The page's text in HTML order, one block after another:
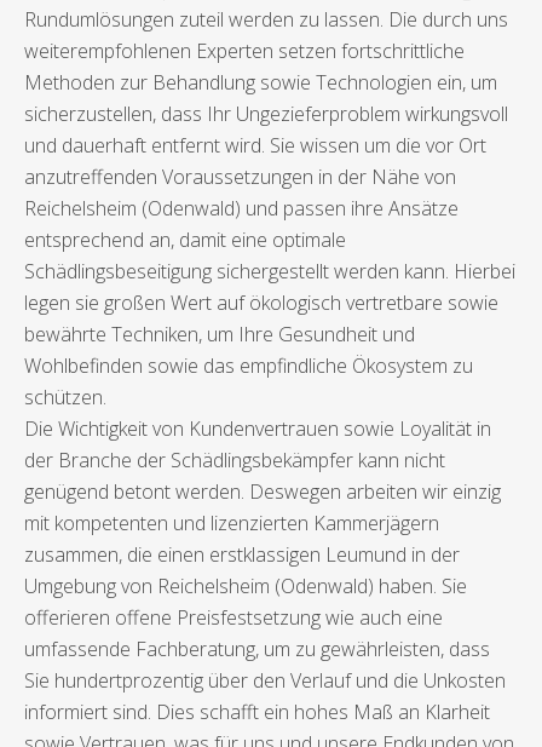
Rundumlösungen zuteil werden zu lassen. Die durch uns
weiterempfohlenen Experten setzen fortschrittliche
Methoden zur Behandlung sowie Technologien ein, um
sicherzustellen, dass Ihr Ungezieferproblem wirkungsvoll
und dauerhaft entfernt wird. Sie wissen um die vor Ort
anzutreffenden Voraussetzungen in der Nähe von
Reichelsheim (Odenwald) und passen ihre Ansätze
entsprechend an, damit eine optimale
Schädlingsbeseitigung sichergestellt werden kann. Hierbei
legen sie großen Wert auf ökologisch vertretbare sowie
bewährte Techniken, um Ihre Gesundheit und
Wohlbefinden sowie das empfindliche Ökosystem zu
schützen.
Die Wichtigkeit von Kundenvertrauen sowie Loyalität in
der Branche der Schädlingsbekämpfer kann nicht
genügend betont werden. Deswegen arbeiten wir einzig
mit kompetenten und lizenzierten Kammerjägern
zusammen, die einen erstklassigen Leumund in der
Umgebung von Reichelsheim (Odenwald) haben. Sie
offerieren offene Preisfestsetzung wie auch eine
umfassende Fachberatung, um zu gewährleisten, dass
Sie hundertprozentig über den Verlauf und die Unkosten
informiert sind. Dies schafft ein hohes Maß an Klarheit